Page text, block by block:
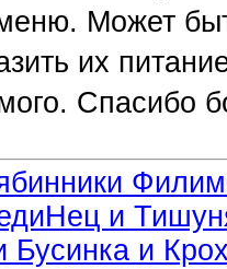
Может
их
Спасибо
и
Бусинка и